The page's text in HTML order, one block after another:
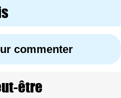
commenter
être